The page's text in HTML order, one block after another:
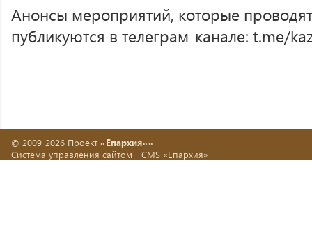
Анонсы мероприятий, которые
публикуются в телеграм-канале: t.me/
© 2009-2026 Проект «Епархия»»
Система управления сайтом - CMS «Епархия»